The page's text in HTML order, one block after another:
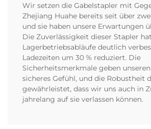
Wir setzen die Gabelstapler mit
Zhejiang Huahe bereits seit über
und sie haben unsere Erwartungen
Die Zuverlässigkeit dieser Stapler
Lagerbetriebsabläufe deutlich
Ladezeiten um 30 % reduziert. Die
Sicherheitsmerkmale geben
sicheres Gefühl, und die Robustheit
gewährleistet, dass wir uns auch in
jahrelang auf sie verlassen können.